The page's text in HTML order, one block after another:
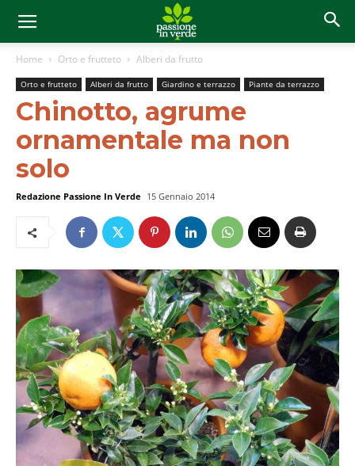
Home Orto e frutteto Alberi da frutto
Orto e frutteto Alberi da frutto Giardino e terrazzo Piante da terrazzo
Chinotto, agrume
ornamentale ma non
solo
Redazione Passione In Verde 15 Gennaio 2014